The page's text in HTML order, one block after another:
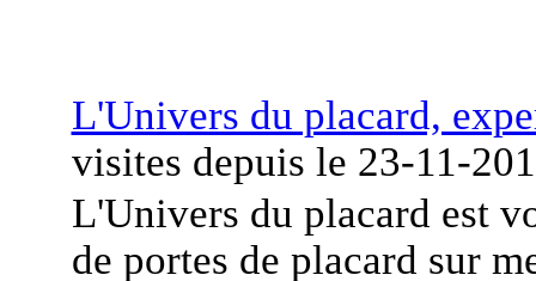
L'Univers du placard,
visites depuis le 23-11-
L'Univers du placard est
de portes de placard sur